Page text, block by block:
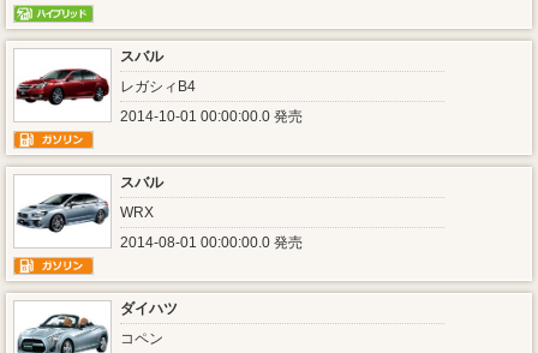
スバル
レガシィB4
2014-10-01 00:00:00.0 発売
スバル
WRX
2014-08-01 00:00:00.0 発売
ダイハツ
コペン